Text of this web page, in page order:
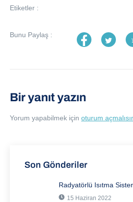
Etiketler :
Bunu Paylaş :
Bir yanıt yazın
Yorum yapabilmek için oturum
Son Gönderiler
Radyatörlü Isıtma
15 Haziran 2022